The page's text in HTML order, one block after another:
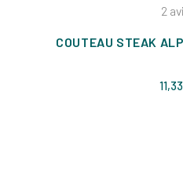
2
COUTEAU STEAK